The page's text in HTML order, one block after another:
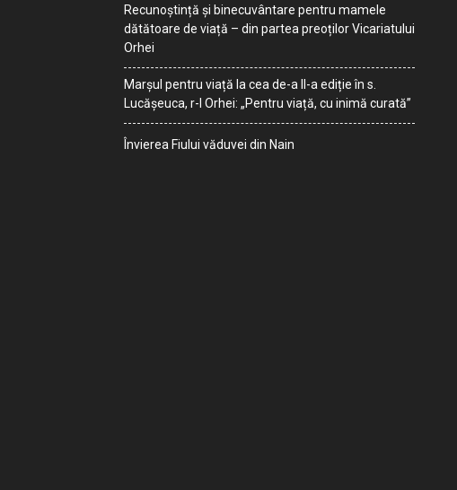
Recunoștință și binecuvântare pentru mamele
dătătoare de viață – din partea preoților Vicariatului
Orhei
Marșul pentru viață la cea de-a II-a ediție în s.
Lucășeuca, r-l Orhei: „Pentru viață, cu inimă curată”
Învierea Fiului văduvei din Nain